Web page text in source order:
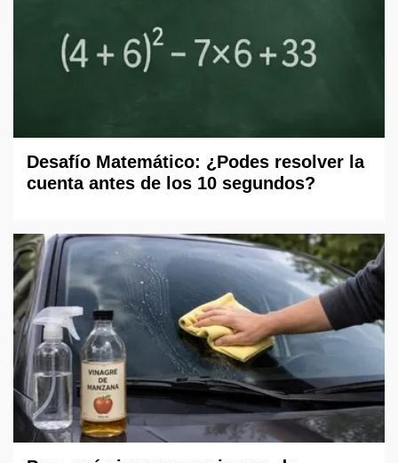
Desafío Matemático: ¿Podes resolver la
cuenta antes de los 10 segundos?